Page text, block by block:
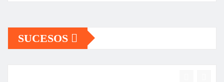
SUCESOS